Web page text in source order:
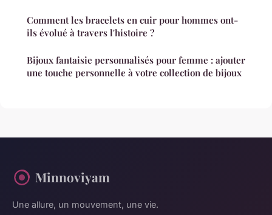
Comment les bracelets en cuir pour hommes ont-
ils évolué à travers l'histoire ?
Bijoux fantaisie personnalisés pour femme : ajouter
une touche personnelle à votre collection de bijoux
Minnoviyam
Une allure, un mouvement, une vie.